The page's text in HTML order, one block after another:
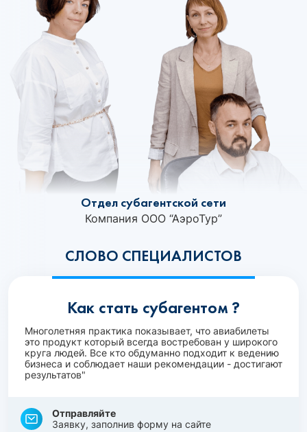
СЛОВО СПЕЦИАЛИСТОВ
Отдел субагентской сети
Компания ООО “АэроТур”
Как стать субагентом ?
Многолетняя практика показывает, что авиабилеты
это продукт который всегда востребован у широкого
круга людей. Все кто обдуманно подходит к ведению
бизнеса и соблюдает наши рекомендации - достигают
результатов"
Отправляйте
Заявку, заполнив форму на сайте